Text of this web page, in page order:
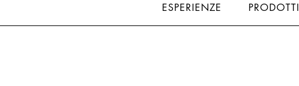
ESPERIENZE PRODOTTI